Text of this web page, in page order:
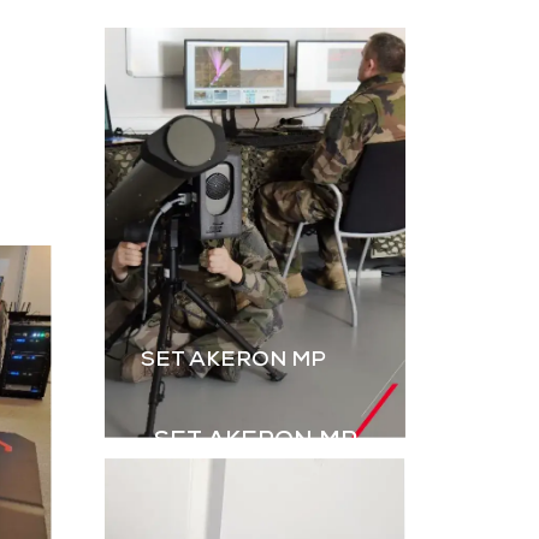
la
simulation est
essentielle. Le B2M-GR
de GDI Simulation,
enrichi par l’intégration
des grenades,
renforce le réalisme
des exercices Live.
Télécharger la
plaquette
SET AKERON MP
SET AKERON MP
pour l’entraînement